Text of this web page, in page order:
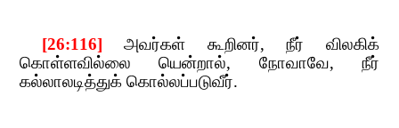
​​ [26:116] ​​அவர்கள் கூறினர்,​​நீர் விலகிக்
கொள்ளவில்லை யென்றால்,​​ நோவாவே,​​ நீர்
கல்லாலடித்துக் கொல்லப்படுவீர்.